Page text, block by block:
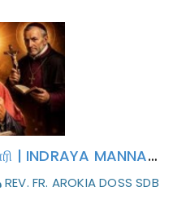
புனித அல்போன்ஸ் மரிய லிகோரி | INDRAYA MANNA | 01.08.2026 - SATURDAY | REV. FR. AROKIA DOSS SDB | இன்றைய மன்னா / மறையுரை
REV. FR. AROKIA DOSS SDB